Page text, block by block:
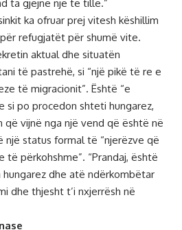
ta gjejnë një të tillë.”
ka ofruar prej vitesh këshillim
refugjatët për shumë vite.
aktual dhe situatën
të pastrehë, si “një pikë të re e
të migracionit”. Është “e
si po procedon shteti hungarez,
vijnë nga një vend që është në
një status formal të “njerëzve që
përkohshme”. “Prandaj, është
dhe atë ndërkombëtar
dhe thjesht t’i nxjerrësh në